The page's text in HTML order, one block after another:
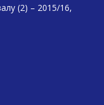
(2) – 2015/16,